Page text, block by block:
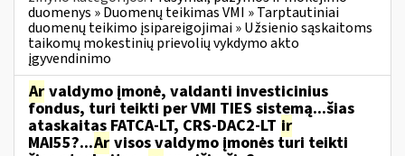
duomenys » Duomenų teikimas VMI » Tarptautiniai
duomenų teikimo įsipareigojimai » Užsienio sąskaitoms
taikomų mokestinių prievolių vykdymo akto
įgyvendinimo
Ar valdymo įmonė, valdanti investicinius
fondus, turi teikti per VMI TIES sistemą...šias
ataskaitas FATCA-LT, CRS-DAC2-LT ir
MAI55?...Ar visos valdymo įmonės turi teikti